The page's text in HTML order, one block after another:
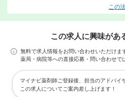
この
この求人に興味があ
無料で求人情報をお問い合わせいただけま
薬局・病院等への直接応募・問い合わせで
マイナビ薬剤師ご登録後、担当のアドバイ
この求人についてご案内差し上げます！